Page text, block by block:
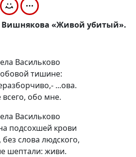
Вишнякова «Живой убитый».
Васильково
тишине:
...ова.
всего, обо мне.
Васильково
подсохшей крови
слова людского,
шептали: живи.